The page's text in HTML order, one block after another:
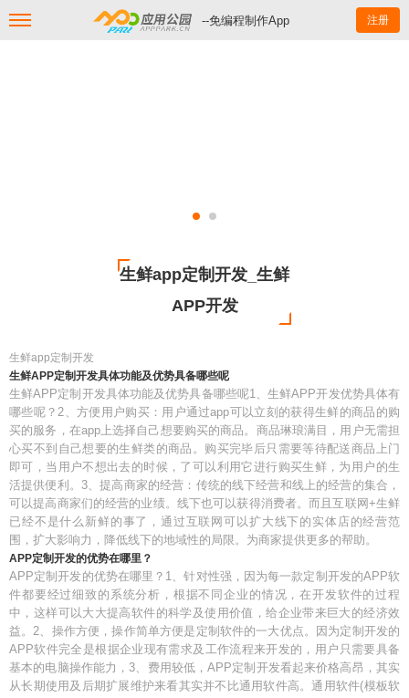
--免编程制作App 注册
生鲜app定制开发_生鲜
APP开发
生鲜app定制开发
生鲜APP定制开发具体功能及优势具备哪些呢
生鲜APP定制开发具体功能及优势具备哪些呢1、生鲜APP开发优势具体有
哪些呢？2、方便用户购买：用户通过app可以立刻的获得生鲜的商品的购
买的服务，在app上选择自己想要购买的商品。商品琳琅满目，用户无需担
心买不到自己想要的生鲜类的商品。购买完毕后只需要等待配送商品上门
即可，当用户不想出去的时候，了可以利用它进行购买生鲜，为用户的生
活提供便利。3、提高商家的经营：传统的线下经营和线上的经营的集合，
可以提高商家们的经营的业绩。线下也可以获得消费者。而且互联网+生鲜
已经不是什么新鲜的事了，通过互联网可以扩大线下的实体店的经营范
围，扩大影响力，降低线下的地域性的局限。为商家提供更多的帮助。
APP定制开发的优势在哪里？
APP定制开发的优势在哪里？1、针对性强，因为每一款定制开发的APP软
件都要经过细致的系统分析，根据不同企业的情况，在开发软件的过程
中，这样可以大大提高软件的科学及使用价值，给企业带来巨大的经济效
益。2、操作方便，操作简单方便是定制软件的一大优点。因为定制开发的
APP软件完全是根据企业现有需求及工作流程来开发的，用户只需要具备
基本的电脑操作能力，3、费用较低，APP定制开发看起来价格高昂，其实
从长期使用及后期扩展维护来看其实并不比通用软件高。通用软件(模板软